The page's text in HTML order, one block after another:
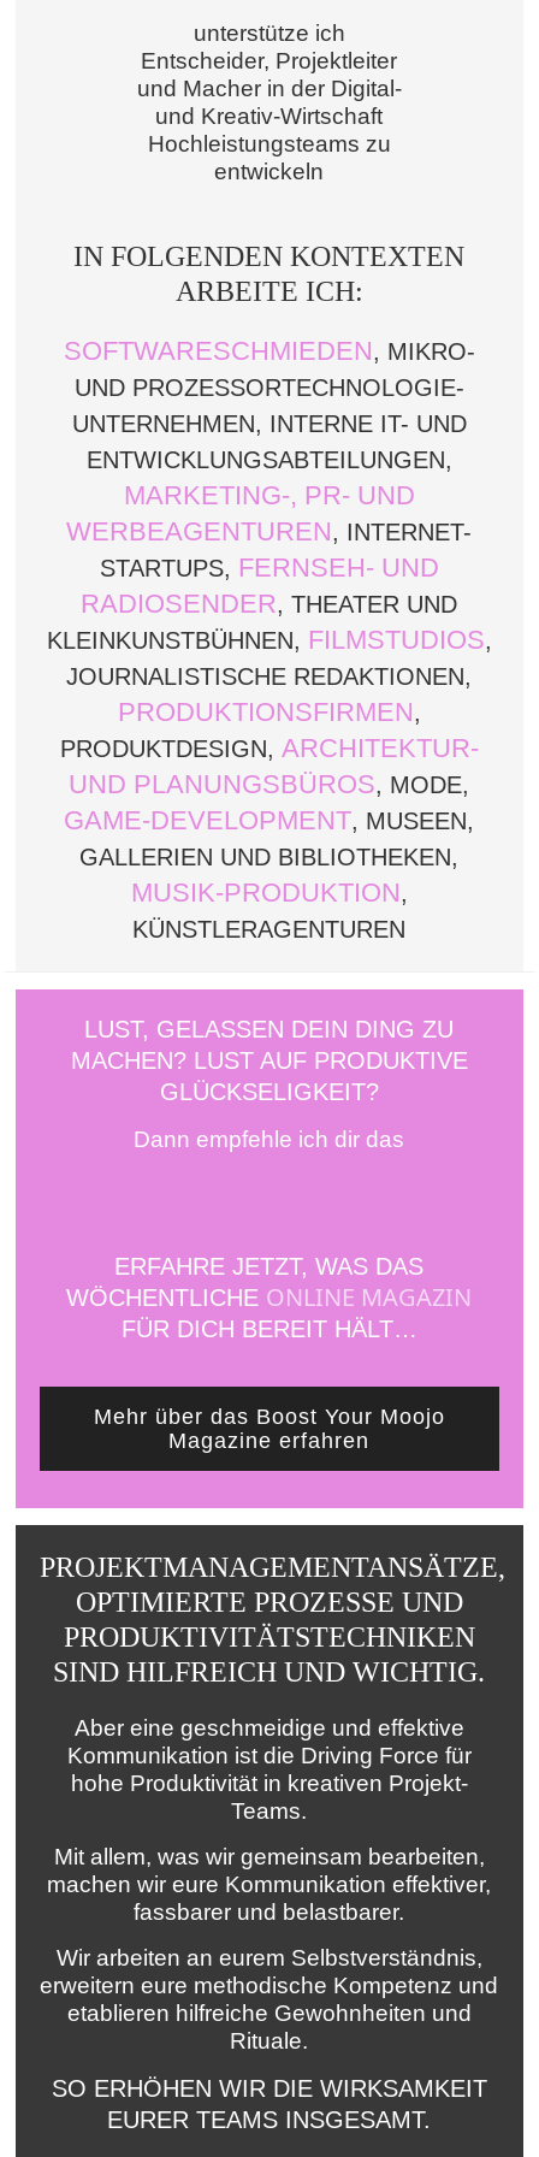
unterstütze ich
Entscheider, Projektleiter
und Macher in der Digital-
und Kreativ-Wirtschaft
Hochleistungsteams zu
entwickeln
IN FOLGENDEN KONTEXTEN
ARBEITE ICH:
SOFTWARESCHMIEDEN, MIKRO-
UND PROZESSORTECHNOLOGIE-
UNTERNEHMEN, INTERNE IT- UND
ENTWICKLUNGSABTEILUNGEN,
MARKETING-, PR- UND
WERBEAGENTUREN, INTERNET-
STARTUPS, FERNSEH- UND
RADIOSENDER, THEATER UND
KLEINKUNSTBÜHNEN, FILMSTUDIOS,
JOURNALISTISCHE REDAKTIONEN,
PRODUKTIONSFIRMEN,
PRODUKTDESIGN, ARCHITEKTUR-
UND PLANUNGSBÜROS, MODE,
GAME-DEVELOPMENT, MUSEEN,
GALLERIEN UND BIBLIOTHEKEN,
MUSIK-PRODUKTION,
KÜNSTLERAGENTUREN
LUST, GELASSEN DEIN DING ZU
MACHEN? LUST AUF PRODUKTIVE
GLÜCKSELIGKEIT?
Dann empfehle ich dir das
ERFAHRE JETZT, WAS DAS
WÖCHENTLICHE ONLINE MAGAZIN
FÜR DICH BEREIT HÄLT…
Mehr über das Boost Your Moojo
Magazine erfahren
PROJEKTMANAGEMENTANSÄTZE,
OPTIMIERTE PROZESSE UND
PRODUKTIVITÄTSTECHNIKEN
SIND HILFREICH UND WICHTIG.
Aber eine geschmeidige und effektive
Kommunikation ist die Driving Force für
hohe Produktivität in kreativen Projekt-
Teams.
Mit allem, was wir gemeinsam bearbeiten,
machen wir eure Kommunikation effektiver,
fassbarer und belastbarer.
Wir arbeiten an eurem Selbstverständnis,
erweitern eure methodische Kompetenz und
etablieren hilfreiche Gewohnheiten und
Rituale.
SO ERHÖHEN WIR DIE WIRKSAMKEIT
EURER TEAMS INSGESAMT.